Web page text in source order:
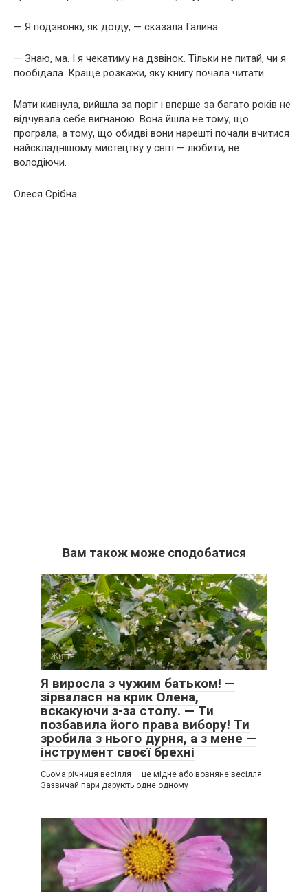
— Я подзвоню, як доїду, — сказала Галина.
— Знаю, ма. І я чекатиму на дзвінок. Тільки не питай, чи я
пообідала. Краще розкажи, яку книгу почала читати.
Мати кивнула, вийшла за поріг і вперше за багато років не
відчувала себе вигнаною. Вона йшла не тому, що
програла, а тому, що обидві вони нарешті почали вчитися
найскладнішому мистецтву у світі — любити, не
володіючи.
Олеся Срібна
Вам також може сподобатися
Життя 0
Я виросла з чужим батьком! —
зірвалася на крик Олена,
вскакуючи з-за столу. — Ти
позбавила його права вибору! Ти
зробила з нього дурня, а з мене —
інструмент своєї брехні
Сьома річниця весілля — це мідне або вовняне весілля.
Зазвичай пари дарують одне одному